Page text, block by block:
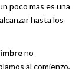
poco mas es una
hasta los
no
al comienzo,